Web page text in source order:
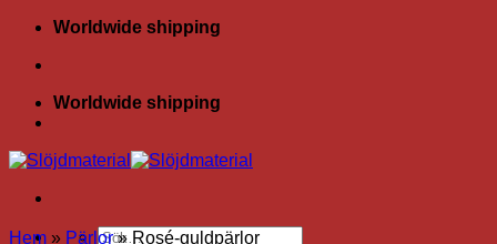
Skip
content
Worldwide shipping
Worldwide shipping
Sök
Hem » Pärlor » Rosé-guldpärlor